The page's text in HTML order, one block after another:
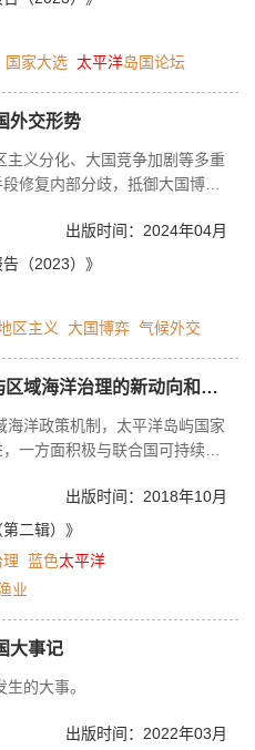
立依然需要继续谈判，前景不
除，密克罗尼西亚群岛的4个
国重新走向合作。
国家大选 太平洋岛国论坛
外交形势
义分化、大国竞争加剧等多重
修复内部分歧，抵御大国博弈
突破；美国则空前提高对岛国
新任政府力求打造对岛国外交
洋岛国竭力维护独立自主及战
出版时间：2024年04月
（2023）》
区主义 大国博弈 气候外交
海洋治理的新动向和优先事项
洋政策机制，太平洋岛屿国家
一方面积极与联合国可持续发
利益攸关方意见和智慧。这些
海洋治理进程和气候变化议程
概念的提出，渔业的可持续发
域海洋事务的两大优先事项。
出版时间：2018年10月
二辑）》
蓝色太平洋
业
大事记
的大事。
出版时间：2022年03月